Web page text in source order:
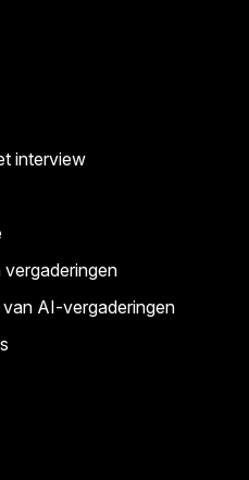
interview
AI-vergaderingen